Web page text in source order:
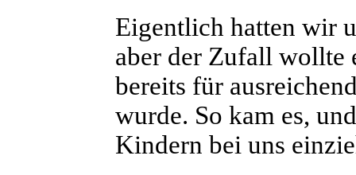
Eigentlich hatten wir
aber der Zufall wollte
bereits für
wurde. So kam es,
Kindern bei uns